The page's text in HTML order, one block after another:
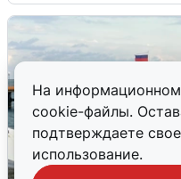
На
cookie-файлы.
подтверждаете свое
использование.